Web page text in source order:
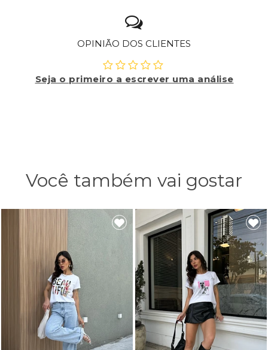
OPINIÃO DOS CLIENTES
Seja o primeiro a escrever uma análise
Você também vai gostar